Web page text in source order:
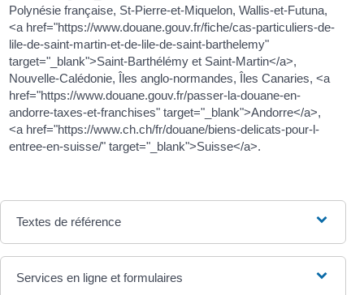
Polynésie française, St-Pierre-et-Miquelon, Wallis-et-Futuna,
<a href="https://www.douane.gouv.fr/fiche/cas-particuliers-de-
lile-de-saint-martin-et-de-lile-de-saint-barthelemy"
target="_blank">Saint-Barthélémy et Saint-Martin</a>,
Nouvelle-Calédonie, Îles anglo-normandes, Îles Canaries, <a
href="https://www.douane.gouv.fr/passer-la-douane-en-
andorre-taxes-et-franchises" target="_blank">Andorre</a>,
<a href="https://www.ch.ch/fr/douane/biens-delicats-pour-l-
entree-en-suisse/" target="_blank">Suisse</a>.
Textes de référence
Services en ligne et formulaires